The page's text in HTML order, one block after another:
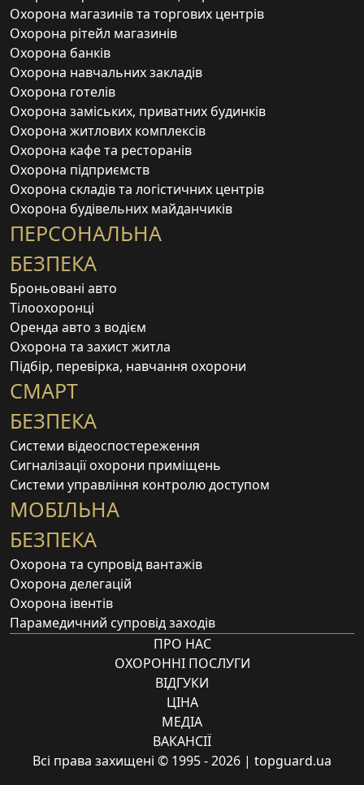
ПРО НАС
ОХОРОННІ ПОСЛУГИ
ВІДГУКИ
ЦІНА
МЕДІА
ВАКАНСІЇ
Охорона магазинів та торгових центрів
Охорона рітейл магазинів
Охорона банків
Охорона навчальних закладів
Охорона готелів
Охорона заміських, приватних будинків
Охорона житлових комплексів
Охорона кафе та ресторанів
Охорона підприємств
Охорона складів та логістичних центрів
Охорона будівельних майданчиків
ПЕРСОНАЛЬНА
БЕЗПЕКА
Броньовані авто
Тілоохоронці
Оренда авто з водієм
Охорона та захист житла
Підбір, перевірка, навчання охорони
СМАРТ
БЕЗПЕКА
Системи відеоспостереження
Сигналізації охорони приміщень
Системи управління контролю доступом
МОБІЛЬНА
БЕЗПЕКА
Охорона та супровід вантажів
Охорона делегацій
Охорона івентів
Парамедичний супровід заходів
Всі права захищені © 1995 - 2026 | topguard.ua